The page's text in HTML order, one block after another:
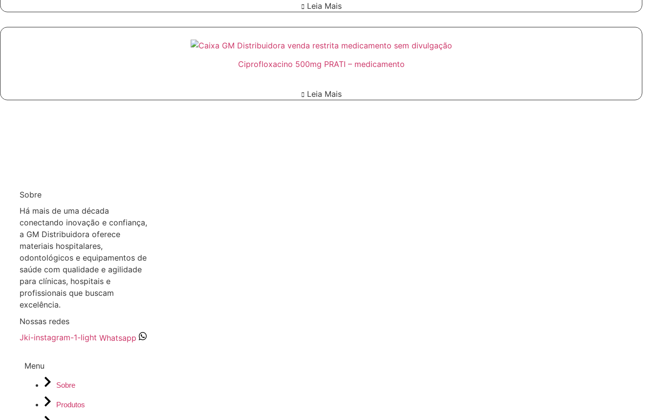
Leia Mais
Ciprofloxacino 500mg PRATI – medicamento
Leia Mais
Sobre
Há mais de uma década
conectando inovação e confiança,
a GM Distribuidora oferece
materiais hospitalares,
odontológicos e equipamentos de
saúde com qualidade e agilidade
para clínicas, hospitais e
profissionais que buscam
excelência.
Nossas redes
Jki-instagram-1-light Whatsapp
Menu
Sobre
Produtos